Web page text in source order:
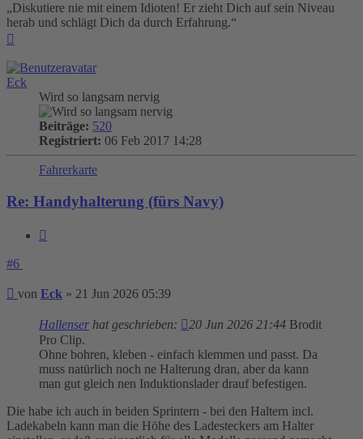
„Diskutiere nie mit einem Idioten! Er zieht Dich auf sein Niveau
herab und schlägt Dich da durch Erfahrung.“
Eck
Wird so langsam nervig
Beiträge: 520
Registriert: 06 Feb 2017 14:28
Fahrerkarte
Re: Handyhalterung (fürs Navy)
#6
Beitrag
von Eck » 21 Jun 2026 05:39
Hallenser hat geschrieben: 20 Jun 2026 21:44 Brodit
Pro Clip.
Ohne bohren, kleben - einfach klemmen und passt. Da
muss natürlich noch ne Halterung dran, aber da kann
man gut gleich nen Induktionslader drauf befestigen.
Die habe ich auch in beiden Sprintern - bei den Haltern incl.
Ladekabeln kann man die Höhe des Ladesteckers am Halter